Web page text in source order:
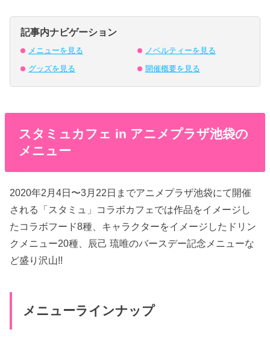
記事内ナビゲーション
メニューを見る ノベルティーを見る
グッズを見る 開催概要を見る
スタミュカフェ in アニメプラザ池袋の
メニュー
2020年2月4日〜3月22日までアニメプラザ池袋にて開催
される「スタミュ」コラボカフェでは作品をイメージし
たコラボフード8種、キャラクターをイメージしたドリン
クメニュー20種、辰己 琉唯のバースデー記念メニューな
ど盛り沢山!!
メニューラインナップ